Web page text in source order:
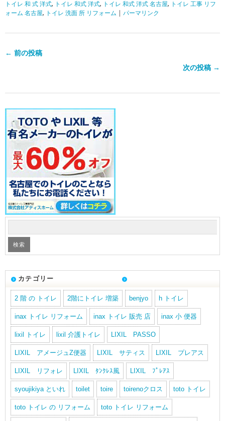
トイレ 和 式 洋式, トイレ 和式 洋式, トイレ 和式 洋式 名古屋, トイレ 工事 リフ
ォーム 名古屋, トイレ 洗面 所 リフォーム パーマリンク
← 前の投稿
次の投稿 →
カテゴリー
2 階 の トイレ 2階にトイレ 増築 benjyo h トイレ
inax トイレ リフォーム inax トイレ 販売 店 inax 小 便器
lixil トイレ lixil 介護トイレ LIXIL PASSO
LIXIL アメージュZ便器 LIXIL サティス LIXIL プレアス
LIXIL リフォレ LIXIL ﾀﾝｸﾚｽ風 LIXIL ﾌﾟﾚｱｽ
syoujikiya といれ toilet toire toirenoクロス toto トイレ
toto トイレ の リフォーム toto トイレ リフォーム